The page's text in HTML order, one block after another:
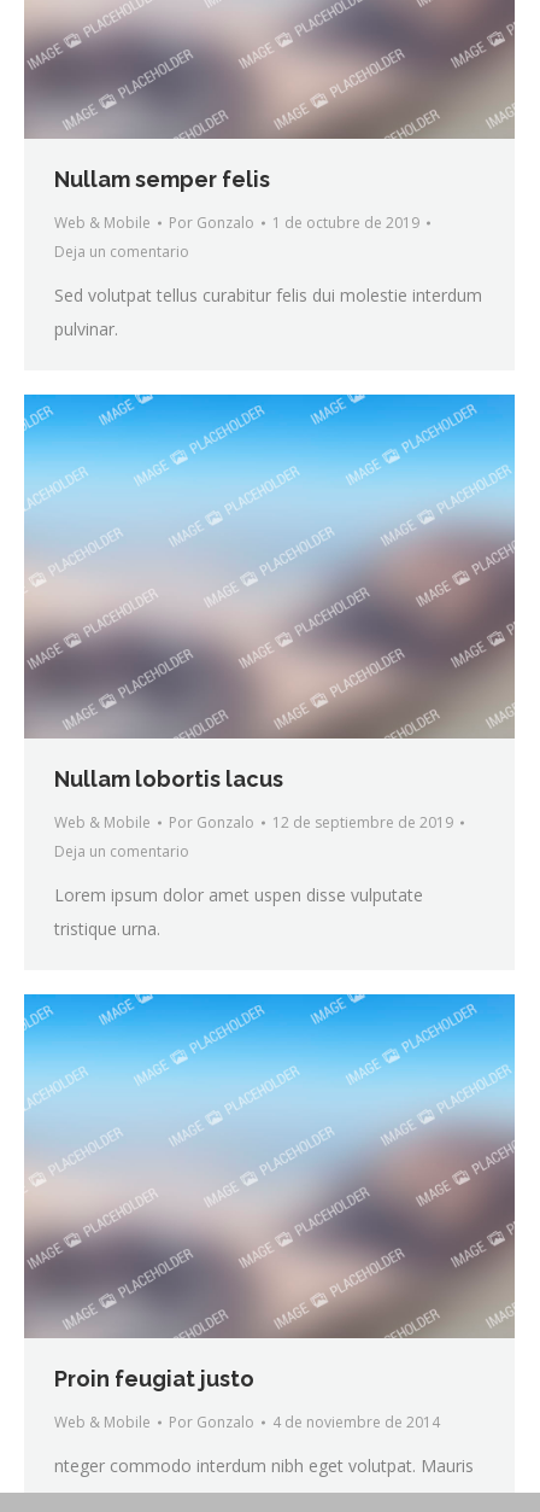
Nullam semper felis
Web & Mobile Por Gonzalo
1 de octubre de 2019
Deja un comentario
Sed volutpat tellus curabitur felis dui molestie interdum
pulvinar.
Nullam lobortis lacus
Web & Mobile Por Gonzalo
12 de septiembre de 2019
Deja un comentario
Lorem ipsum dolor amet uspen disse vulputate
tristique urna.
Proin feugiat justo
Web & Mobile Por Gonzalo 4 de noviembre de 2014
nteger commodo interdum nibh eget volutpat. Mauris
eleifend – in ligula vitae lorem ipsum dolor sagittis.